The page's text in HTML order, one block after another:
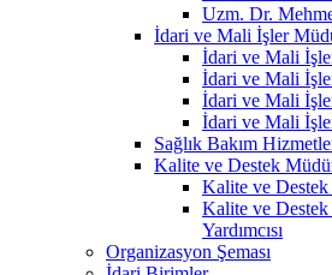
Uzm. Dr.
İdari ve Mali İşler
İdari ve Mali
İdari ve Mali
İdari ve Mali
İdari ve Mali
Sağlık Bakım
Kalite ve Destek
Kalite ve
Kalite ve
Yardımcısı
Organizasyon Şeması